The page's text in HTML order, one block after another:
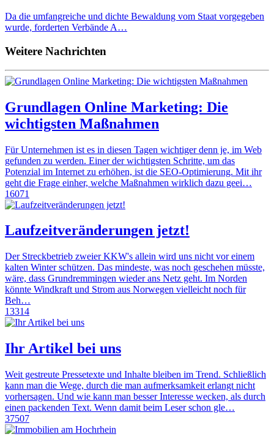
Da die umfangreiche und dichte Bewaldung vom Staat vorgegeben
wurde, forderten Verbände A…
Weitere Nachrichten
Grundlagen Online Marketing: Die
wichtigsten Maßnahmen
Für Unternehmen ist es in diesen Tagen wichtiger denn je, im Web
gefunden zu werden. Einer der wichtigsten Schritte, um das
Potenzial im Internet zu erhöhen, ist die SEO-Optimierung. Mit ihr
geht die Frage einher, welche Maßnahmen wirklich dazu geei…
16071
Laufzeitveränderungen jetzt!
Der Streckbetrieb zweier KKW's allein wird uns nicht vor einem
kalten Winter schützen. Das mindeste, was noch geschehen müsste,
wäre, dass Grundremmingen wieder ans Netz geht. Im Norden
könnte Windkraft und Strom aus Norwegen vielleicht noch für
Beh…
13314
Ihr Artikel bei uns
Weit gestreute Pressetexte und Inhalte bleiben im Trend. Schließlich
kann man die Wege, durch die man aufmerksamkeit erlangt nicht
vorhersagen. Und wie kann man besser Interesse wecken, als durch
einen packenden Text. Wenn damit beim Leser schon gle…
37507